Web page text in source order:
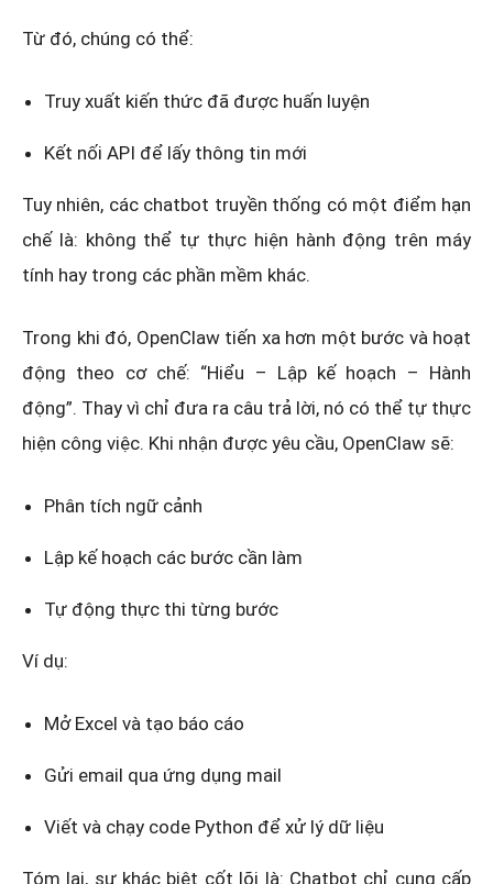
Từ đó, chúng có thể:
Truy xuất kiến thức đã được huấn luyện
Kết nối API để lấy thông tin mới
Tuy nhiên, các chatbot truyền thống có một điểm hạn
chế là: không thể tự thực hiện hành động trên máy
tính hay trong các phần mềm khác.
Trong khi đó, OpenClaw tiến xa hơn một bước và hoạt
động theo cơ chế: “Hiểu – Lập kế hoạch – Hành
động”. Thay vì chỉ đưa ra câu trả lời, nó có thể tự thực
hiện công việc. Khi nhận được yêu cầu, OpenClaw sẽ:
Phân tích ngữ cảnh
Lập kế hoạch các bước cần làm
Tự động thực thi từng bước
Ví dụ:
Mở Excel và tạo báo cáo
Gửi email qua ứng dụng mail
Viết và chạy code Python để xử lý dữ liệu
Tóm lại, sự khác biệt cốt lõi là: Chatbot chỉ cung cấp